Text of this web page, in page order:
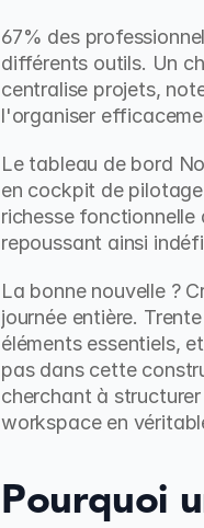
67% des
différents outils. Un
centralise projets,
l'organiser
Le tableau de bord
en cockpit de
richesse
repoussant ainsi
La bonne nouvelle ?
journée entière.
éléments essentiels,
pas dans cette
cherchant à
workspace en
Pourquoi